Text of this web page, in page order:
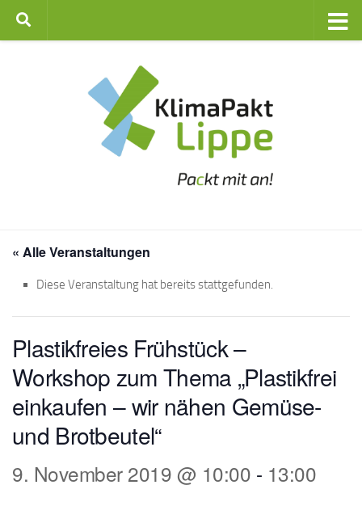
Zum Inhalt springen
« Alle Veranstaltungen
Diese Veranstaltung hat bereits stattgefunden.
Plastikfreies Frühstück –
Workshop zum Thema „Plastikfrei
einkaufen – wir nähen Gemüse-
und Brotbeutel“
9. November 2019 @ 10:00 - 13:00